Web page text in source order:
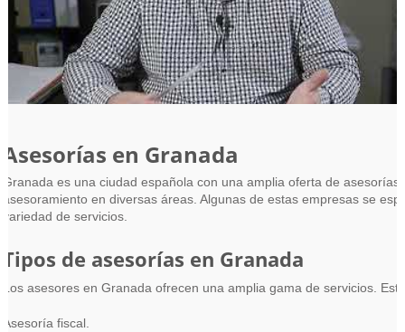
Asesorías en Granada
Granada es una ciudad española con una amplia oferta de
asesoramiento en diversas áreas. Algunas de estas empresas se
variedad de servicios.
Tipos de asesorías en Granada
Los asesores en Granada ofrecen una amplia gama de servicios.
Asesoría fiscal.